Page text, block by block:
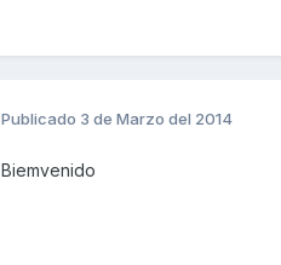
Publicado 3 de Marzo del 2014
Biemvenido